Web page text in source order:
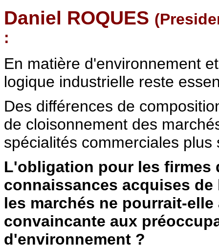
Daniel ROQUES
:
En matière d'environnement
logique industrielle reste
Des différences de
de cloisonnement des
spécialités commerciales
L'obligation pour les firmes
connaissances acquises
les marchés ne pourrait-
convaincante aux
d'environnement ?